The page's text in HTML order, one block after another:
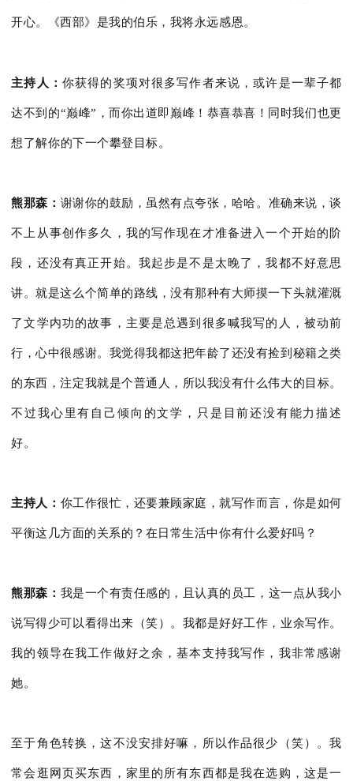
开心。《西部》是我的伯乐，我将永远感恩。
主持人： 你获得的奖项对很多写作者来说，或许是一辈子都
达不到的“巅峰”，而你出道即巅峰！恭喜恭喜！同时我们也更
想了解你的下一个攀登目标。
熊那森： 谢谢你的鼓励，虽然有点夸张，哈哈。准确来说，谈
不上从事创作多久，我的写作现在才准备进入一个开始的阶
段，还没有真正开始。我起步是不是太晚了，我都不好意思
讲。就是这么个简单的路线，没有那种有大师摸一下头就灌溉
了文学内功的故事，主要是总遇到很多喊我写的人，被动前
行，心中很感谢。我觉得我都这把年龄了还没有捡到秘籍之类
的东西，注定我就是个普通人，所以我没有什么伟大的目标。
不过我心里有自己倾向的文学，只是目前还没有能力描述
好。
主持人： 你工作很忙，还要兼顾家庭，就写作而言，你是如何
平衡这几方面的关系的？在日常生活中你有什么爱好吗？
熊那森： 我是一个有责任感的，且认真的员工，这一点从我小
说写得少可以看得出来（笑）。我都是好好工作，业余写作。
我的领导在我工作做好之余，基本支持我写作，我非常感谢
她。
至于角色转换，这不没安排好嘛，所以作品很少（笑）。我
常会逛网页买东西，家里的所有东西都是我在选购，这是一